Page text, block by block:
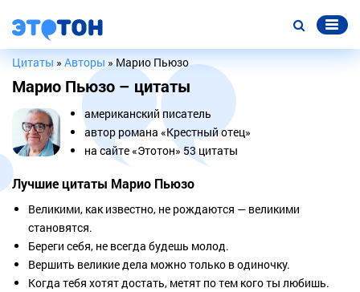
Цитаты » Авторы » Марио Пьюзо
Марио Пьюзо – цитаты
американский писатель
автор романа «Крестный отец»
на сайте «Этотон» 53 цитаты
Лучшие цитаты Марио Пьюзо
Великими, как известно, не рождаются — великими
становятся.
Береги себя, не всегда будешь молод.
Вершить великие дела можно только в одиночку.
Когда тебя хотят достать, метят по тем кого ты любишь.